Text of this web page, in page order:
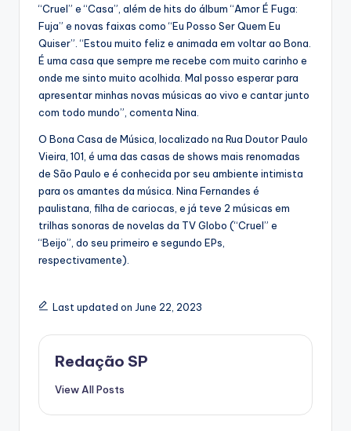
“Cruel” e “Casa”, além de hits do álbum “Amor É Fuga:
Fuja” e novas faixas como “Eu Posso Ser Quem Eu
Quiser”. “Estou muito feliz e animada em voltar ao Bona.
É uma casa que sempre me recebe com muito carinho e
onde me sinto muito acolhida. Mal posso esperar para
apresentar minhas novas músicas ao vivo e cantar junto
com todo mundo”, comenta Nina.
O Bona Casa de Música, localizado na Rua Doutor Paulo
Vieira, 101, é uma das casas de shows mais renomadas
de São Paulo e é conhecida por seu ambiente intimista
para os amantes da música. Nina Fernandes é
paulistana, filha de cariocas, e já teve 2 músicas em
trilhas sonoras de novelas da TV Globo (“Cruel” e
“Beijo”, do seu primeiro e segundo EPs,
respectivamente).
Last updated on June 22, 2023
Redação SP
View All Posts